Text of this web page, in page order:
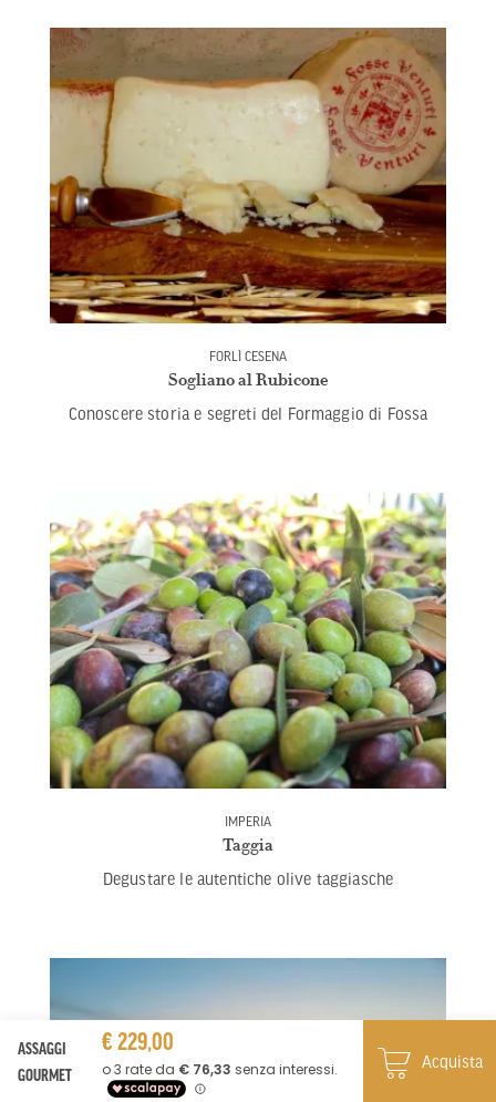
ASSAGGI
GOURMET
€ 229,00
Acquista
FORLÌ CESENA
Sogliano al Rubicone
Conoscere storia e segreti del Formaggio di Fossa
IMPERIA
Taggia
Degustare le autentiche olive taggiasche